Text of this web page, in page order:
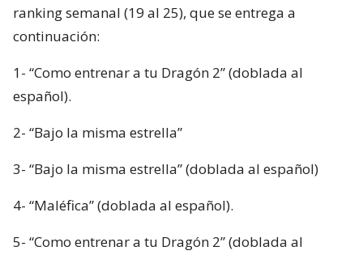
ranking semanal (19 al 25), que se entrega a
continuación:
1- “Como entrenar a tu Dragón 2” (doblada al
español).
2- “Bajo la misma estrella”
3- “Bajo la misma estrella” (doblada al español)
4- “Maléfica” (doblada al español).
5- “Como entrenar a tu Dragón 2” (doblada al